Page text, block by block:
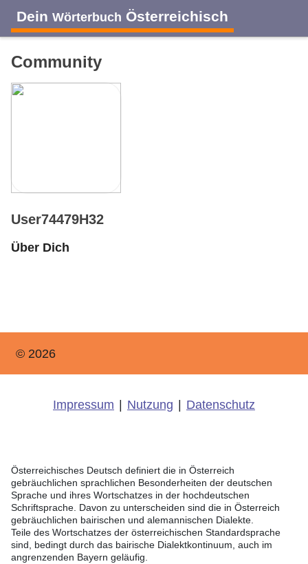
Dein Wörterbuch Österreichisch
Community
User74479H32
Über Dich
© 2026
Impressum Nutzung Datenschutz
Österreichisches Deutsch definiert die in Österreich
gebräuchlichen sprachlichen Besonderheiten der deutschen
Sprache und ihres Wortschatzes in der hochdeutschen
Schriftsprache. Davon zu unterscheiden sind die in Österreich
gebräuchlichen bairischen und alemannischen Dialekte.
Teile des Wortschatzes der österreichischen Standardsprache
sind, bedingt durch das bairische Dialektkontinuum, auch im
angrenzenden Bayern geläufig.